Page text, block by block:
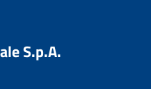
S.p.A.